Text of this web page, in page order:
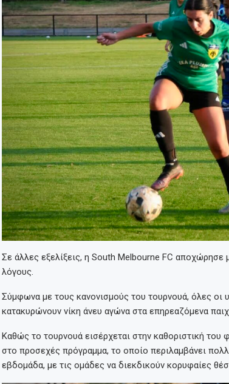
Σε άλλες εξελίξεις, η South Melbourne FC αποχώρησε
λόγους.
Σύμφωνα με τους κανονισμούς του τουρνουά, όλες οι
κατακυρώνουν νίκη άνευ αγώνα στα επηρεαζόμενα
Καθώς το τουρνουά εισέρχεται στην καθοριστική
στο προσεχές πρόγραμμα, το οποίο περιλαμβάνει
εβδομάδα, με τις ομάδες να διεκδικούν κορυφαίες